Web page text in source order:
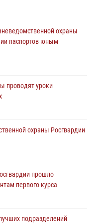
СОБР Росгвардии
к мошенничеству
охраны
в розыске
спецназа «Ермак»
десантированию
почтили память детей
охраны
паспортов юным
проводят уроки
охраны Росгвардии
прошло
первого курса
подразделений